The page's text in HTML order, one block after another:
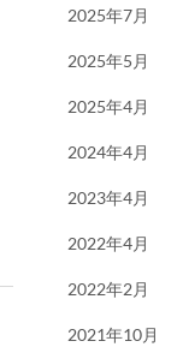
2025年7月
2025年5月
2025年4月
2024年4月
2023年4月
2022年4月
2022年2月
2021年10月